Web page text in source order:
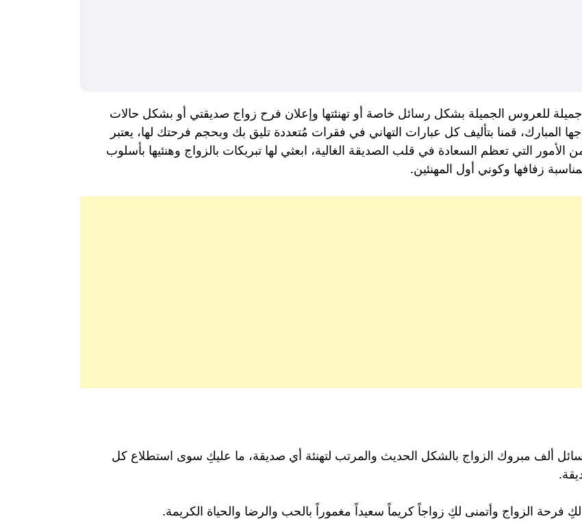
للعروس الجميلة بشكل رسائل خاصة أو تهنئتها وإعلان فرح زواج صديقتي أو بشكل حالات
قمنا بتأليف كل عبارات التهاني في فقرات مُتعددة تليق بك وبحجم فرحتك لها، يعتبر
التي تعظم السعادة في قلب الصديقة الغالية، ابعثي لها تبريكات بالزواج وهنئيها بأسلوب
زفافها وكوني أول المهنئين.
ألف مبروك الزواج بالشكل الحديث والمرتب لتهنئة أي صديقة، ما عليكِ سوى استطلاع كل
فرحة الزواج وأتمنى لكِ زواجاً كريماً سعيداً مغموراً بالحب والرضا والحياة الكريمة.